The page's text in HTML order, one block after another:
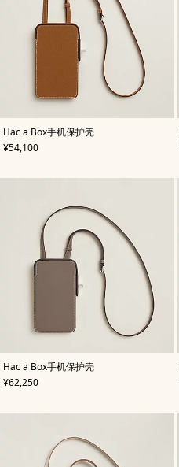
Hac a Box手机保护壳
,颜
色:
米
然
,
价格
¥54,100
Hac a Box手机保护壳
,颜
色:
米
然
,
价格
¥62,250